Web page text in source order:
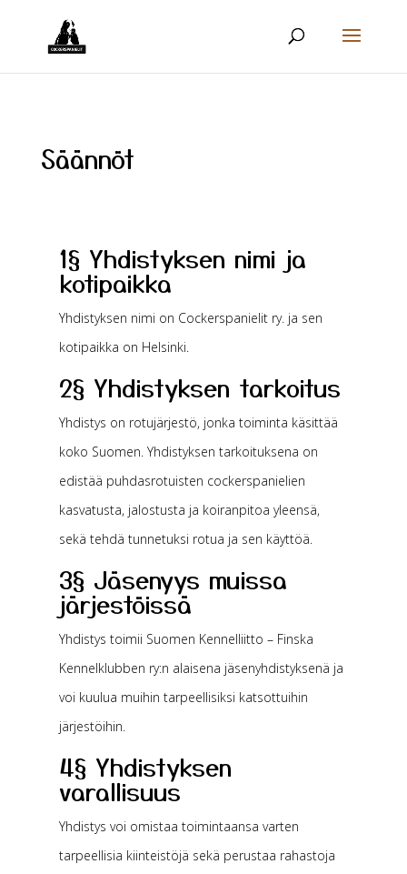
Säännöt
1§ Yhdistyksen nimi ja
kotipaikka
Yhdistyksen nimi on Cockerspanielit ry. ja sen
kotipaikka on Helsinki.
2§ Yhdistyksen tarkoitus
Yhdistys on rotujärjestö, jonka toiminta käsittää
koko Suomen. Yhdistyksen tarkoituksena on
edistää puhdasrotuisten cockerspanielien
kasvatusta, jalostusta ja koiranpitoa yleensä,
sekä tehdä tunnetuksi rotua ja sen käyttöä.
3§ Jäsenyys muissa
järjestöissä
Yhdistys toimii Suomen Kennelliitto – Finska
Kennelklubben ry:n alaisena jäsenyhdistyksenä ja
voi kuulua muihin tarpeellisiksi katsottuihin
järjestöihin.
4§ Yhdistyksen
varallisuus
Yhdistys voi omistaa toimintaansa varten
tarpeellisia kiinteistöjä sekä perustaa rahastoja